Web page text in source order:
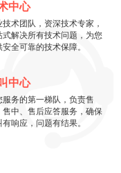
中心
技术团队，资深技术专家，
式解决所有技术问题，为您
安全可靠的技术保障。
中心
服务的第一梯队，负责售
售中、售后应答服务，确保
有响应，问题有结果。